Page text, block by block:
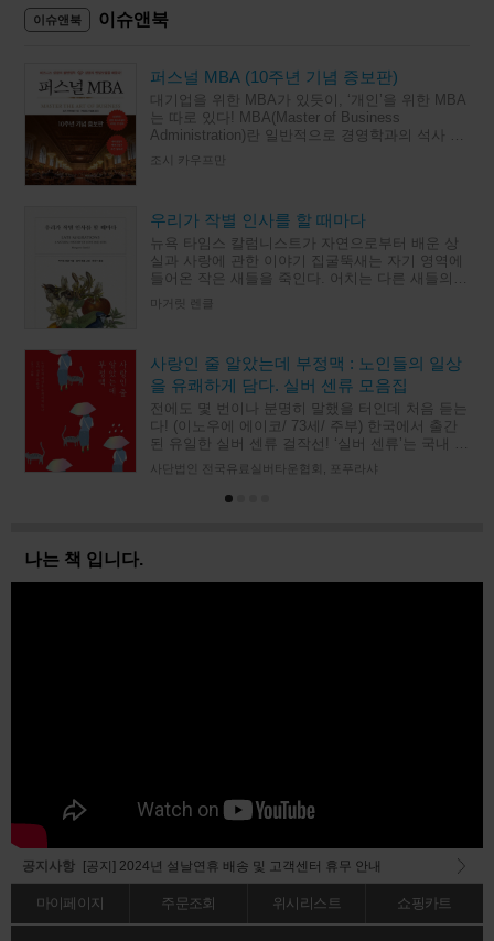
이슈앤북 이슈앤북
퍼스널 MBA (10주년 기념 증보판)
대기업을 위한 MBA가 있듯이, ‘개인’을 위한 MBA
는 따로 있다! MBA(Master of Business
Administration)란 일반적으로 경영학과의 석사 과
조시 카우프만
우리가 작별 인사를 할 때마다
뉴욕 타임스 칼럼니스트가 자연으로부터 배운 상
실과 사랑에 관한 이야기 집굴뚝새는 자기 영역에
들어온 작은 새들을 죽인다. 어치는 다른 새들의
새끼를 잡아먹는다. 시인이자 수필가인 마거릿 렌
클이 관찰한 미국 남
마거릿 렌클
사랑인 줄 알았는데 부정맥 : 노인들의 일상
을 유쾌하게 담다. 실버 센류 모음집
전에도 몇 번이나 분명히 말했을 터인데 처음 듣는
다! (이노우에 에이코/ 73세/ 주부) 한국에서 출간
된 유일한 실버 센류 걸작선! ‘실버 센류’는 국내 인
터넷의 블로그나 트위터, 커뮤니티에 자주 오
사단법인 전국유료실버타운협회, 포푸라샤
나는 책 입니다.
공지사항 [공지] 2024년 설날연휴 배송 및 고객센터 휴무 안내
마이페이지 주문조회 위시리스트 쇼핑카트